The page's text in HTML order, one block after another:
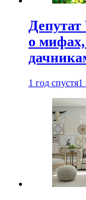
о
1 год спустя1